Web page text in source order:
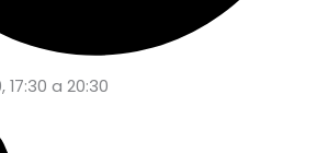
17:30 a 20:30